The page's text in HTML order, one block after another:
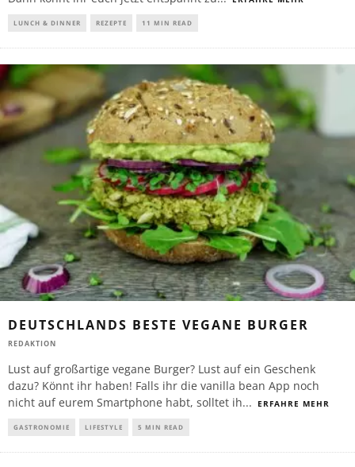
LUNCH & DINNER REZEPTE 11 MIN READ
DEUTSCHLANDS BESTE VEGANE BURGER
REDAKTION
Lust auf großartige vegane Burger? Lust auf ein Geschenk
dazu? Könnt ihr haben! Falls ihr die vanilla bean App noch
nicht auf eurem Smartphone habt, solltet ih... ERFAHRE MEHR
GASTRONOMIE LIFESTYLE 5 MIN READ